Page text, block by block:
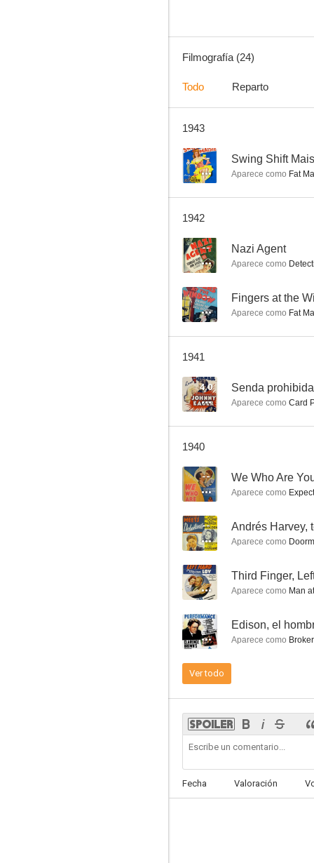
Fingers at the Window
--
Wyoming
--
--
Esta mujer es mía
Filmografía (24)
Todo Reparto
1943
-- Swing Shift
Aparece como Fat
1942
-- Nazi Agent
Aparece como
-- Fingers at the
Aparece como Fat
1941
4.0 Senda prohibida
Aparece como Card
1940
-- We Who Are
Aparece como
-- Andrés Harvey,
Aparece como
-- Third Finger,
Aparece como Man
-- Edison, el
Aparece como Broker
Ver todo
Fecha Valoración